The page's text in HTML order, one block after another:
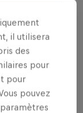
il utilisera
des
pour
pour
pouvez